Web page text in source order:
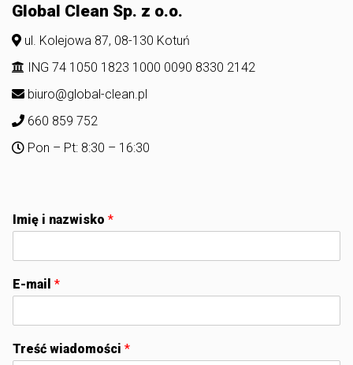
Global Clean Sp. z o.o.
ul. Kolejowa 87, 08-130 Kotuń
ING 74 1050 1823 1000 0090 8330 2142
biuro@global-clean.pl
660 859 752
Pon – Pt: 8:30 – 16:30
Imię i nazwisko *
E-mail *
Treść wiadomości *